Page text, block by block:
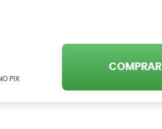
PIX
COMPRAR